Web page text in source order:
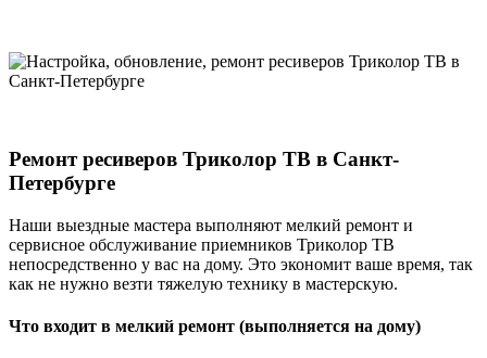
Ремонт ресиверов Триколор ТВ в Санкт-
Петербурге
Наши выездные мастера выполняют мелкий ремонт и
сервисное обслуживание приемников Триколор ТВ
непосредственно у вас на дому. Это экономит ваше время, так
как не нужно везти тяжелую технику в мастерскую.
Что входит в мелкий ремонт (выполняется на дому)